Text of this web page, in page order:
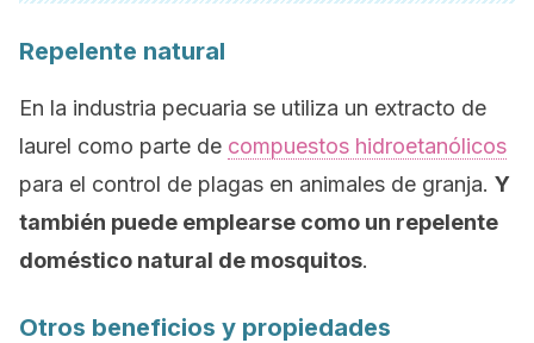
Repelente natural
En la industria pecuaria se utiliza un extracto de
laurel como parte de compuestos hidroetanólicos
para el control de plagas en animales de granja. Y
también puede emplearse como un repelente
doméstico natural de mosquitos.
Otros beneficios y propiedades